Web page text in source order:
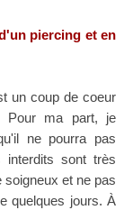
piercing et en
un coup de coeur
Pour ma part, je
ne pourra pas
interdits sont très
soigneux et ne pas
quelques jours.À